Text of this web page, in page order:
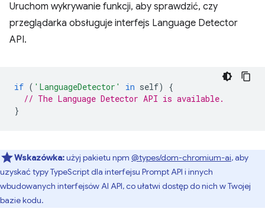
Uruchom wykrywanie funkcji, aby sprawdzić, czy
przeglądarka obsługuje interfejs Language Detector
API.
if ( 'LanguageDetector' in self)
{
// The Language Detector API is available.
}
Wskazówka:użyj pakietu npm @types/dom-chromium-ai, aby
uzyskać typy TypeScript dla interfejsu Prompt API i innych
wbudowanych interfejsów AI API, co ułatwi dostęp do nich w Twojej
bazie kodu.